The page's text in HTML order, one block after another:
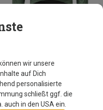
wir unsere
auf Dich
personalisierte
schließt ggf. die
in den USA ein.